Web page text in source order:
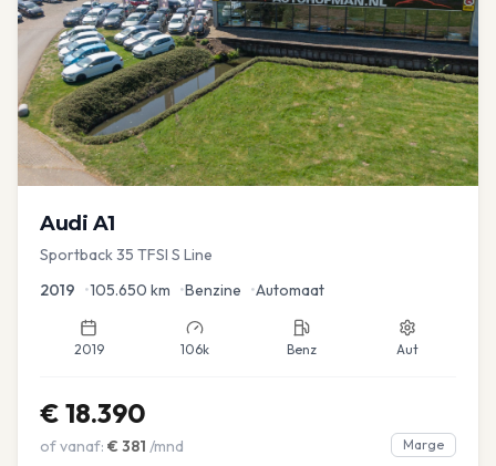
Audi A1
Sportback 35 TFSI S Line
2019 •105.650 km •Benzine •Automaat
2019 106k Benz Aut
€ 18.390
of vanaf: € 381 /mnd Marge